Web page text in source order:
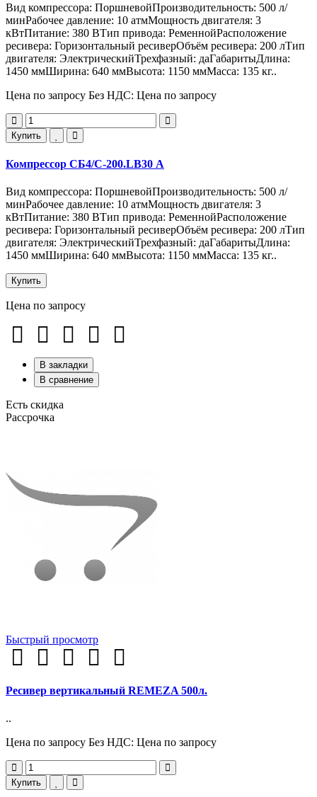
Вид компрессора: ПоршневойПроизводительность: 500 л/
минРабочее давление: 10 атмМощность двигателя: 3
кВтПитание: 380 ВТип привода: РеменнойРасположение
ресивера: Горизонтальный ресиверОбъём ресивера: 200 лТип
двигателя: ЭлектрическийТрехфазный: даГабаритыДлина:
1450 ммШирина: 640 ммВысота: 1150 ммМасса: 135 кг..
Цена по запросу Без НДС: Цена по запросу
Купить
Компрессор СБ4/С-200.LB30 А
Вид компрессора: ПоршневойПроизводительность: 500 л/
минРабочее давление: 10 атмМощность двигателя: 3
кВтПитание: 380 ВТип привода: РеменнойРасположение
ресивера: Горизонтальный ресиверОбъём ресивера: 200 лТип
двигателя: ЭлектрическийТрехфазный: даГабаритыДлина:
1450 ммШирина: 640 ммВысота: 1150 ммМасса: 135 кг..
Купить
Цена по запросу
В закладки
В сравнение
Есть скидка
Рассрочка
Быстрый просмотр
Ресивер вертикальный REMEZA 500л.
..
Цена по запросу Без НДС: Цена по запросу
Купить